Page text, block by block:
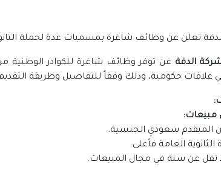
تعلن عن وظائف شاغرة بمسميات عدة لحملة
الدفة عن توفر وظائف شاغرة للكوادر الوطنية
علاقات حكومية، وذلك وفقاً للتفاصيل وطريقة
المتقدم سعودي الجنسية.
العامة فأعلى.
تقل عن سنة في مجال المبيعات.